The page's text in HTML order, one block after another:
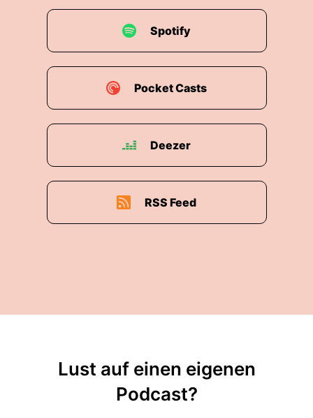
Spotify
Pocket Casts
Deezer
RSS Feed
Lust auf einen eigenen
Podcast?